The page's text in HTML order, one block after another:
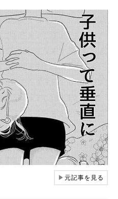
▶元記事を見る